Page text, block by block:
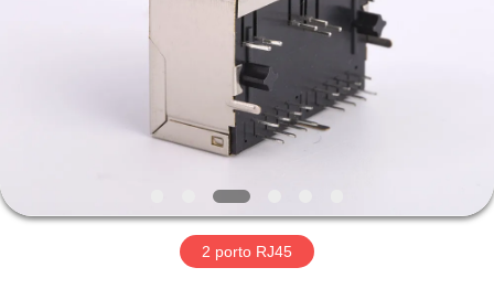
PRODOTTI
CIRCA
2 porto RJ45